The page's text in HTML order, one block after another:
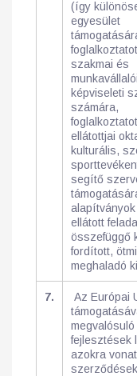
(így
egyesület
szakmai és
képviseleti
számára,
ellátottjai
kulturális,
segítő
alapítványok
ellátott
összefüggő
fordított,
meghaladó
7.
Az Európai
megvalósuló
fejlesztések
azokra
szerződések